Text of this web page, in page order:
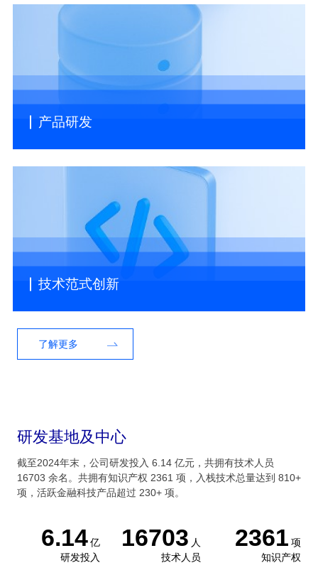
产品研发
技术范式创新
了解更多
研发基地及中心
截至2024年末，公司研发投入 6.14 亿元，共拥有技术人员
16703 余名。共拥有知识产权 2361 项，入栈技术总量达到 810+
项，活跃金融科技产品超过 230+ 项。
6.14 亿
研发投入
16703 人
技术人员
2361 项
知识产权